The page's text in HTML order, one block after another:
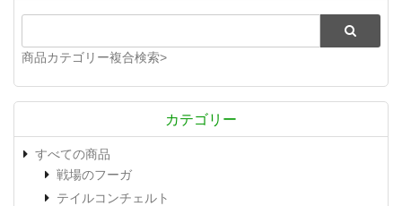
商品カテゴリー複合検索>
カテゴリー
すべての商品
戦場のフーガ
テイルコンチェルト